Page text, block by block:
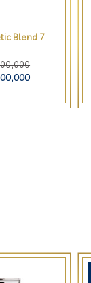
Blend 7